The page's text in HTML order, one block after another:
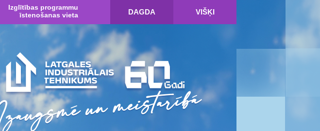
Izglītības programmu
īstenošanas vieta
DAGDA VIŠĶI